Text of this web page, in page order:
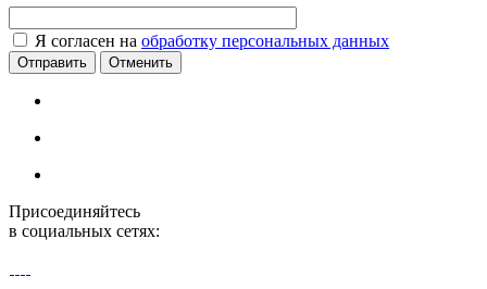
Я согласен на обработку персональных данных
Отменить
Присоединяйтесь
в социальных сетях: